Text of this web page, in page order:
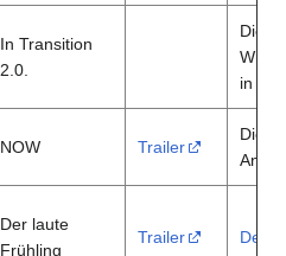
In Transition
2.0.
Die
in
NOW Trailer
Die
Der laute
Frühling
Trailer